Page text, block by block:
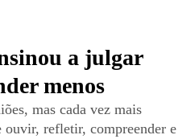
a julgar
menos
mas cada vez mais
ouvir, refletir, compreender e